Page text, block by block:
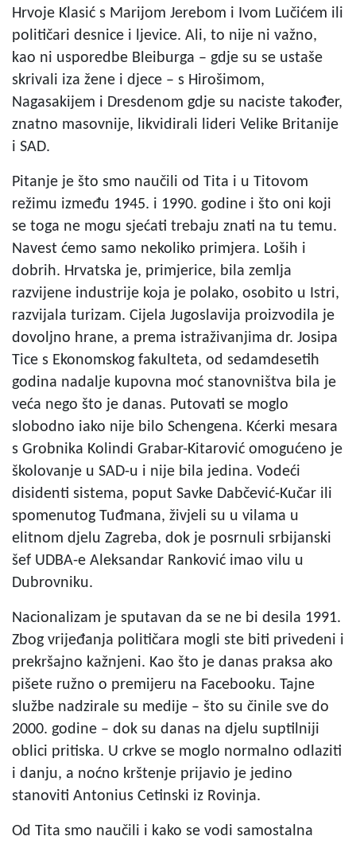
Hrvoje Klasić s Marijom Jerebom i Ivom Lučićem ili
političari desnice i ljevice. Ali, to nije ni važno,
kao ni usporedbe Bleiburga – gdje su se ustaše
skrivali iza žene i djece – s Hirošimom,
Nagasakijem i Dresdenom gdje su naciste također,
znatno masovnije, likvidirali lideri Velike Britanije
i SAD.
Pitanje je što smo naučili od Tita i u Titovom
režimu između 1945. i 1990. godine i što oni koji
se toga ne mogu sjećati trebaju znati na tu temu.
Navest ćemo samo nekoliko primjera. Loših i
dobrih. Hrvatska je, primjerice, bila zemlja
razvijene industrije koja je polako, osobito u Istri,
razvijala turizam. Cijela Jugoslavija proizvodila je
dovoljno hrane, a prema istraživanjima dr. Josipa
Tice s Ekonomskog fakulteta, od sedamdesetih
godina nadalje kupovna moć stanovništva bila je
veća nego što je danas. Putovati se moglo
slobodno iako nije bilo Schengena. Kćerki mesara
s Grobnika Kolindi Grabar-Kitarović omogućeno je
školovanje u SAD-u i nije bila jedina. Vodeći
disidenti sistema, poput Savke Dabčević-Kučar ili
spomenutog Tuđmana, živjeli su u vilama u
elitnom djelu Zagreba, dok je posrnuli srbijanski
šef UDBA-e Aleksandar Ranković imao vilu u
Dubrovniku.
Nacionalizam je sputavan da se ne bi desila 1991.
Zbog vrijeđanja političara mogli ste biti privedeni i
prekršajno kažnjeni. Kao što je danas praksa ako
pišete ružno o premijeru na Facebooku. Tajne
službe nadzirale su medije – što su činile sve do
2000. godine – dok su danas na djelu suptilniji
oblici pritiska. U crkve se moglo normalno odlaziti
i danju, a noćno krštenje prijavio je jedino
stanoviti Antonius Cetinski iz Rovinja.
Od Tita smo naučili i kako se vodi samostalna